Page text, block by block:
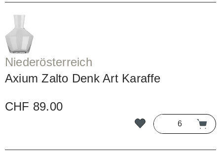
Niederösterreich
Axium Zalto Denk Art Karaffe
CHF 89.00